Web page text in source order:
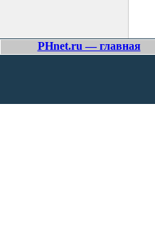
PHnet.ru — главная